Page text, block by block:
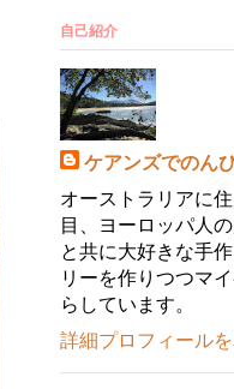
自己紹介
ケアンズでのん
オーストラリアに
目、ヨーロッパ人
と共に大好きな手
リーを作りつつマ
らしています。
詳細プロフィール